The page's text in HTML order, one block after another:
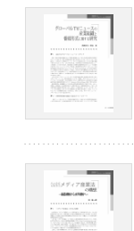
統合研究センター
テュート
グラム「超成熟社会